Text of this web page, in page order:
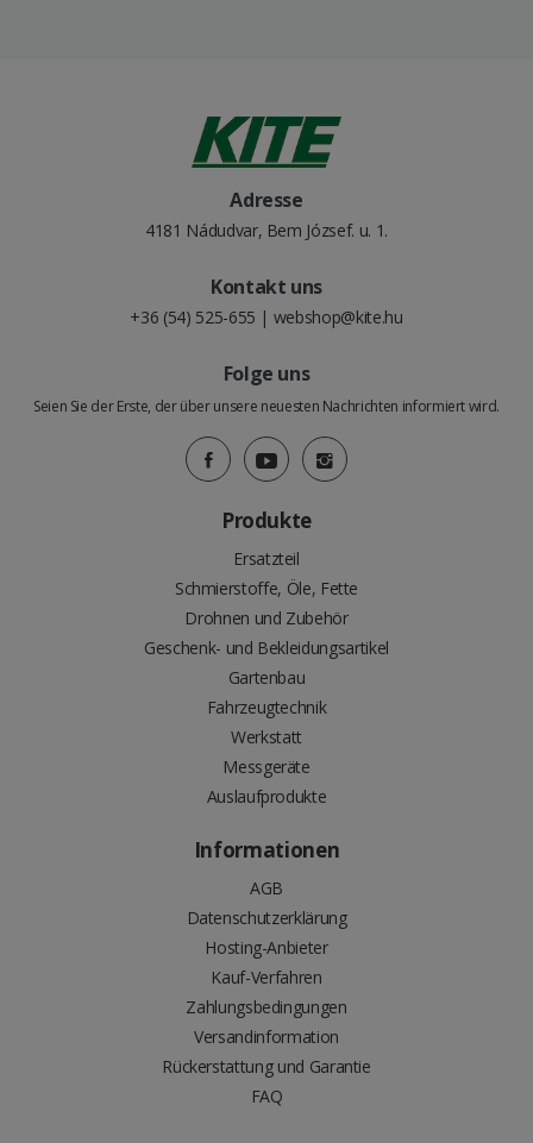
Adresse
4181 Nádudvar, Bem József. u. 1.
Kontakt uns
+36 (54) 525-655 | webshop@kite.hu
Folge uns
Seien Sie der Erste, der über unsere neuesten Nachrichten informiert wird.
Produkte
Ersatzteil
Schmierstoffe, Öle, Fette
Drohnen und Zubehör
Geschenk- und Bekleidungsartikel
Gartenbau
Fahrzeugtechnik
Werkstatt
Messgeräte
Auslaufprodukte
Informationen
AGB
Datenschutzerklärung
Hosting-Anbieter
Kauf-Verfahren
Zahlungsbedingungen
Versandinformation
Rückerstattung und Garantie
FAQ